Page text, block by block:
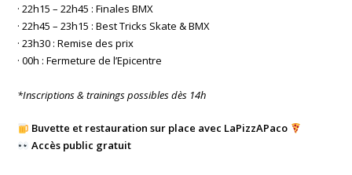
· 22h15 – 22h45 : Finales BMX
· 22h45 – 23h15 : Best Tricks Skate & BMX
· 23h30 : Remise des prix
· 00h : Fermeture de l’Epicentre
*Inscriptions & trainings possibles dès 14h
Buvette et restauration sur place avec LaPizzAPaco
Accès public gratuit